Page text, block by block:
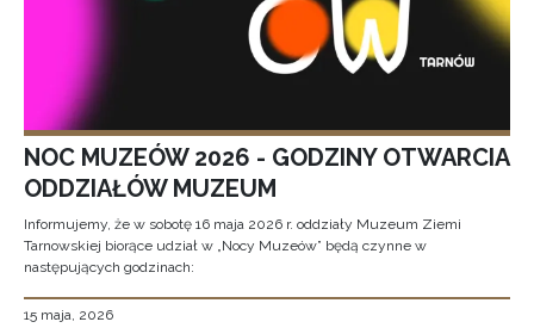
NOC MUZEÓW 2026 - GODZINY OTWARCIA
ODDZIAŁÓW MUZEUM
Informujemy, że w sobotę 16 maja 2026 r. oddziały Muzeum Ziemi
Tarnowskiej biorące udział w „Nocy Muzeów” będą czynne w
następujących godzinach:
15 maja, 2026